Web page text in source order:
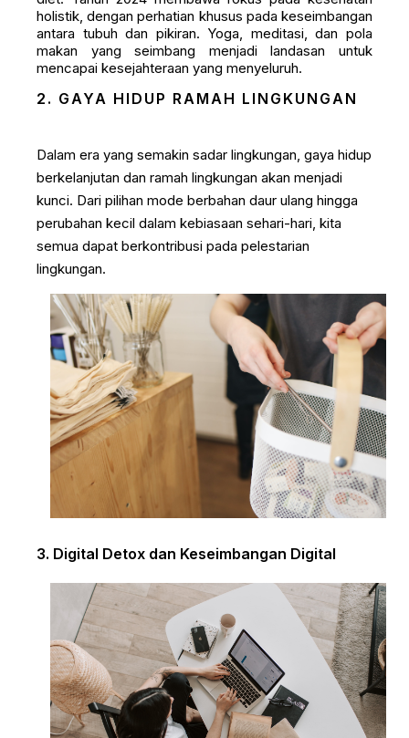
holistik, dengan perhatian khusus pada keseimbangan
antara tubuh dan pikiran. Yoga, meditasi, dan pola
makan yang seimbang menjadi landasan untuk
mencapai kesejahteraan yang menyeluruh.
2. GAYA HIDUP RAMAH LINGKUNGAN
Dalam era yang semakin sadar lingkungan, gaya hidup
berkelanjutan dan ramah lingkungan akan menjadi
kunci. Dari pilihan mode berbahan daur ulang hingga
perubahan kecil dalam kebiasaan sehari-hari, kita
semua dapat berkontribusi pada pelestarian
lingkungan.
3. Digital Detox dan Keseimbangan Digital